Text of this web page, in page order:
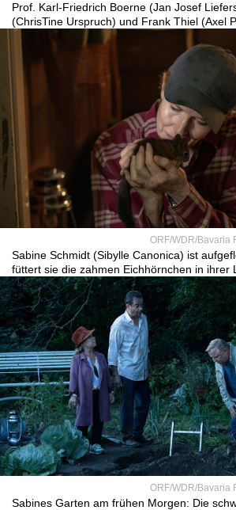
Prof. Karl-Friedrich Boerne (Jan Josef
(ChrisTine Urspruch) und Frank Thiel (Axel
ORF/WDR/Bavaria
Sabine Schmidt (Sibylle Canonica) ist
füttert sie die zahmen Eichhörnchen in ihrer
ORF/WDR/Bavaria
Sabines Garten am frühen Morgen: Die